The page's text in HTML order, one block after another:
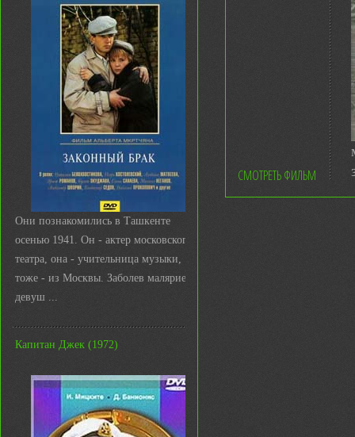
Они познакомились в Ташкенте
осенью 1941. Он - актер московского
театра, она - учительница музыки,
тоже - из Москвы. Заболев малярией,
девуш ...
Капитан Джек (1972)
СМОТРЕТЬ ФИЛЬМ